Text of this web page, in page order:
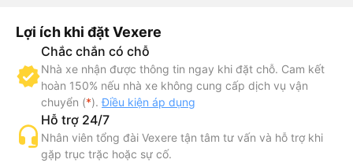
Lợi ích khi đặt Vexere
Chắc chắn có chỗ
Nhà xe nhận được thông tin ngay khi đặt chỗ. Cam kết
hoàn 150% nếu nhà xe không cung cấp dịch vụ vận
chuyển (*).Điều kiện áp dụng
Hỗ trợ 24/7
Nhân viên tổng đài Vexere tận tâm tư vấn và hỗ trợ khi
gặp trục trặc hoặc sự cố.